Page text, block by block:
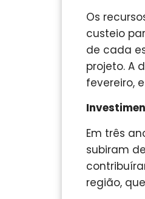
Os
custeio
de cada
projeto. A
fevereiro,
Em três
subiram
região, que